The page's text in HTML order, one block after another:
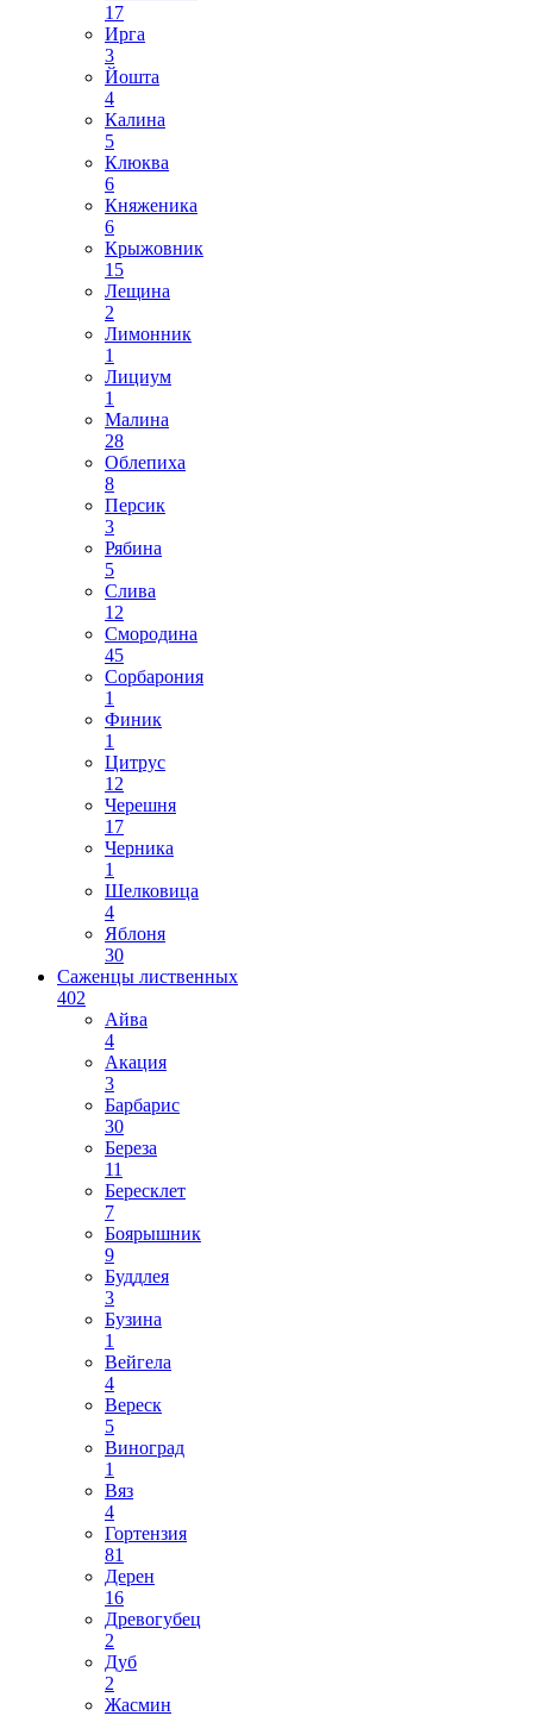
17
Ирга
3
Йошта
4
Калина
5
Клюква
6
Княженика
6
Крыжовник
15
Лещина
2
Лимонник
1
Лициум
1
Малина
28
Облепиха
8
Персик
3
Рябина
5
Слива
12
Смородина
45
Сорбарония
1
Финик
1
Цитрус
12
Черешня
17
Черника
1
Шелковица
4
Яблоня
30
Саженцы лиственных
402
Айва
4
Акация
3
Барбарис
30
Береза
11
Бересклет
7
Боярышник
9
Буддлея
3
Бузина
1
Вейгела
4
Вереск
5
Виноград
1
Вяз
4
Гортензия
81
Дерен
16
Древогубец
2
Дуб
2
Жасмин